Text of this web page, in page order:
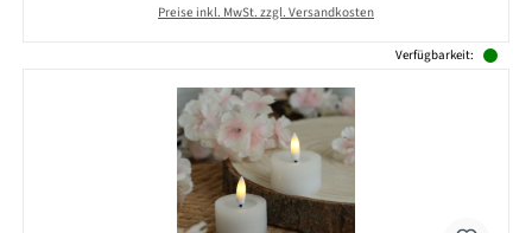
Preise inkl. MwSt. zzgl. Versandkosten
Verfügbarkeit: